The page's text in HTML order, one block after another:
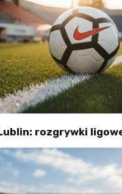
rozgrywki